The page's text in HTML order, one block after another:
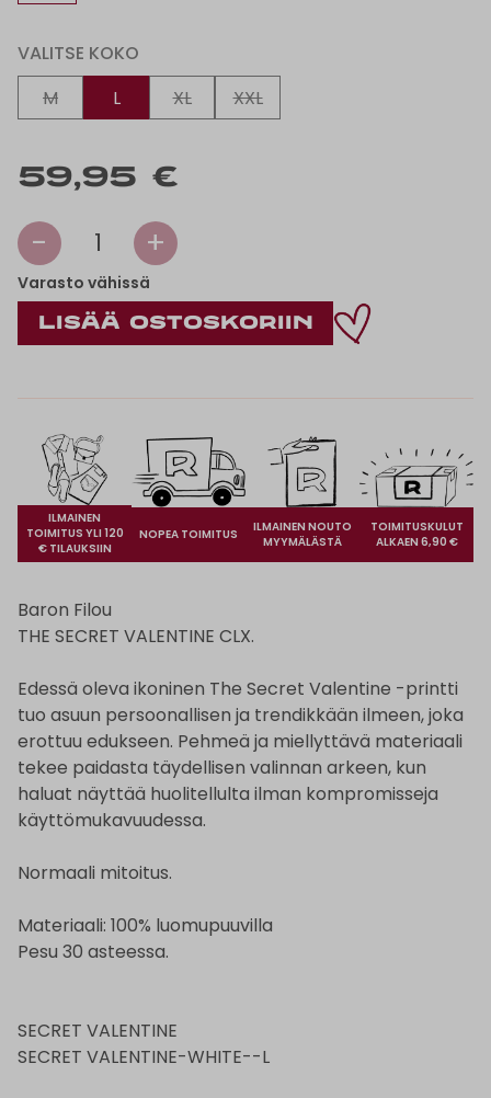
VALITSE KOKO
M
L XL XXL
59,95 €
- 1 +
Varasto vähissä
ILMAINEN
TOIMITUS YLI 120
€ TILAUKSIIN
NOPEA TOIMITUS
ILMAINEN NOUTO
MYYMÄLÄSTÄ
TOIMITUSKULUT
ALKAEN 6,90 €
Baron Filou
THE SECRET VALENTINE CLX.
Edessä oleva ikoninen The Secret Valentine -printti
tuo asuun persoonallisen ja trendikkään ilmeen, joka
erottuu edukseen. Pehmeä ja miellyttävä materiaali
tekee paidasta täydellisen valinnan arkeen, kun
haluat näyttää huolitellulta ilman kompromisseja
käyttömukavuudessa.
Normaali mitoitus.
Materiaali: 100% luomupuuvilla
Pesu 30 asteessa.
SECRET VALENTINE
SECRET VALENTINE-WHITE--L